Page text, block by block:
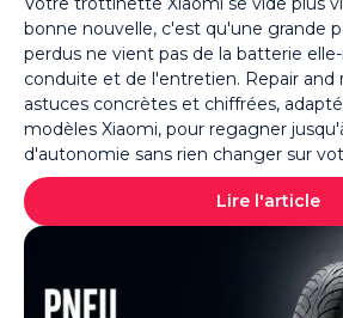
bonne nouvelle, c'est qu'une grande
perdus ne vient pas de la batterie
conduite et de l'entretien. Repair and
astuces concrètes et chiffrées,
modèles Xiaomi, pour regagner
d'autonomie sans rien changer sur
Lire l'article